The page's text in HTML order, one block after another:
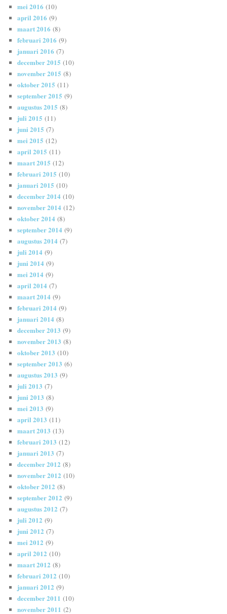
mei 2016 (10)
april 2016 (9)
maart 2016 (8)
februari 2016 (9)
januari 2016 (7)
december 2015 (10)
november 2015 (8)
oktober 2015 (11)
september 2015 (9)
augustus 2015 (8)
juli 2015 (11)
juni 2015 (7)
mei 2015 (12)
april 2015 (11)
maart 2015 (12)
februari 2015 (10)
januari 2015 (10)
december 2014 (10)
november 2014 (12)
oktober 2014 (8)
september 2014 (9)
augustus 2014 (7)
juli 2014 (9)
juni 2014 (9)
mei 2014 (9)
april 2014 (7)
maart 2014 (9)
februari 2014 (9)
januari 2014 (8)
december 2013 (9)
november 2013 (8)
oktober 2013 (10)
september 2013 (6)
augustus 2013 (9)
juli 2013 (7)
juni 2013 (8)
mei 2013 (9)
april 2013 (11)
maart 2013 (13)
februari 2013 (12)
januari 2013 (7)
december 2012 (8)
november 2012 (10)
oktober 2012 (8)
september 2012 (9)
augustus 2012 (7)
juli 2012 (9)
juni 2012 (7)
mei 2012 (9)
april 2012 (10)
maart 2012 (8)
februari 2012 (10)
januari 2012 (9)
december 2011 (10)
november 2011 (2)